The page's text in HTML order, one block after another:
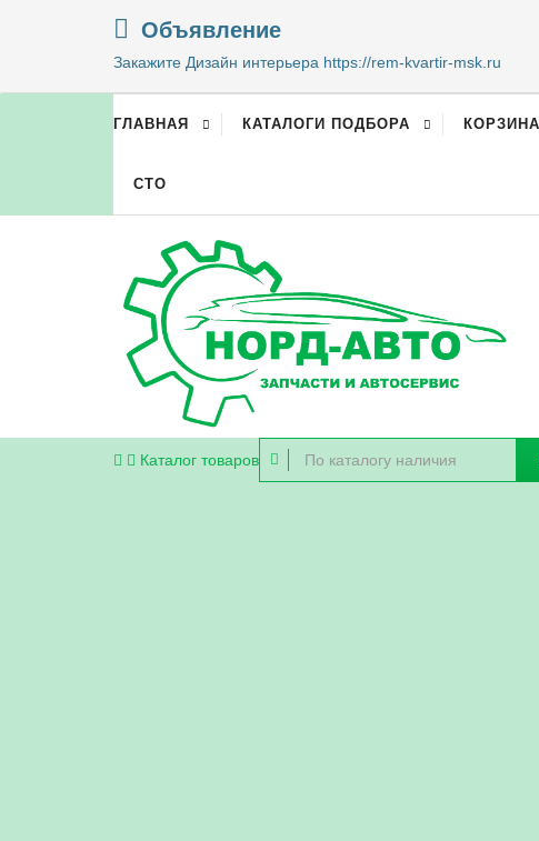
Объявление
Закажите Дизайн интерьера https://rem-kvartir-msk.ru
ГЛАВНАЯ КАТАЛОГИ ПОДБОРА КОРЗИНА
СТО
Каталог товаров